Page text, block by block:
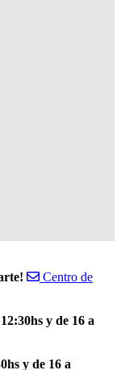
Centro de
y de 16 a
y de 16 a